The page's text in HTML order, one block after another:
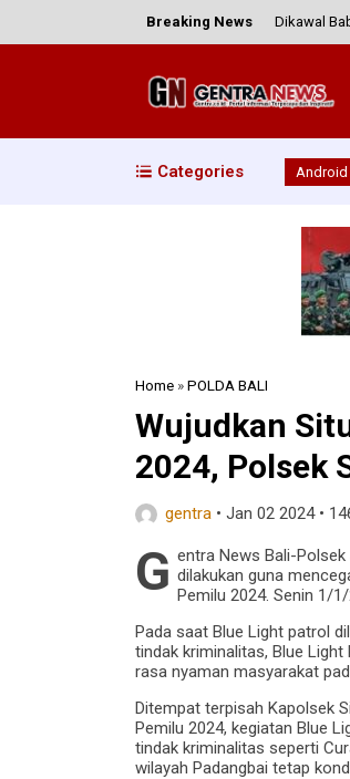
Breaking News Dikawal
Sinergitas
Wujud
Categories Android
Home »POLDA BALI
Wujudkan
2024, Polsek
gentra • Jan 02 2024•
G entra News Bali-
dilakukan guna
Pemilu 2024. Senin 1/
Pada saat Blue Light patrol
tindak kriminalitas, Blue
rasa nyaman masyarakat
Ditempat terpisah Kapolsek
Pemilu 2024, kegiatan Blue
tindak kriminalitas seperti
wilayah Padangbai tetap